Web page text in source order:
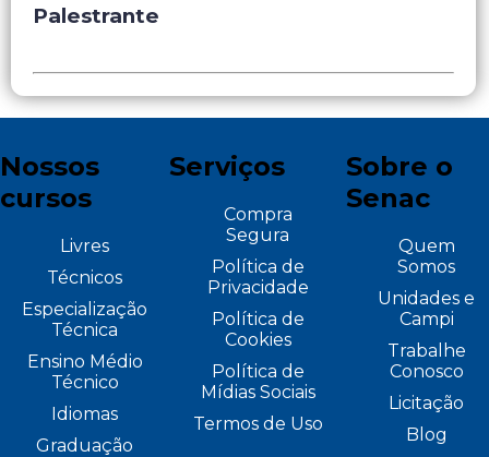
Palestrante
Nossos
cursos
Livres
Técnicos
Especialização
Técnica
Ensino Médio
Técnico
Idiomas
Graduação
Serviços
Compra
Segura
Política de
Privacidade
Política de
Cookies
Política de
Mídias Sociais
Termos de Uso
Sobre o
Senac
Quem
Somos
Unidades e
Campi
Trabalhe
Conosco
Licitação
Blog